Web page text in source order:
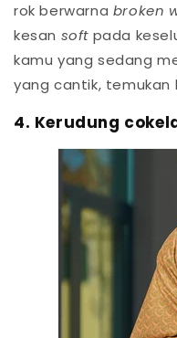
rok berwarna broken
kesan soft pada
kamu yang sedang
yang cantik, temukan
4. Kerudung